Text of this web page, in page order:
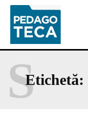
Etichetă:
S